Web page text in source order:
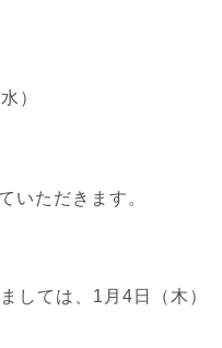
）
いただきます。
しては、1月4日（木）